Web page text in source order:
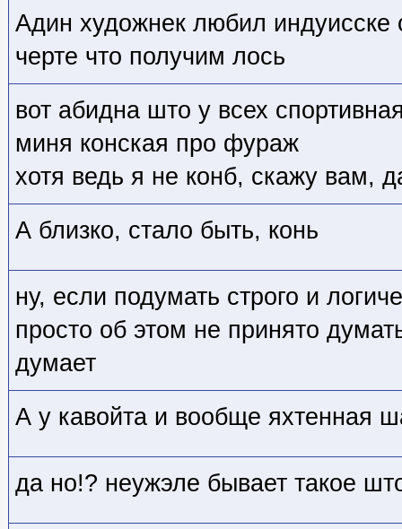
Адин художнек любил индуисске
черте что получим лось
вот абидна што у всех
миня конская про фураж
хотя ведь я не конб, скажу вам,
А близко, стало быть, конь
ну, если подумать строго и
просто об этом не принято
думает
А у кавойта и вообще яхтенная
да но!? неужэле бывает такое